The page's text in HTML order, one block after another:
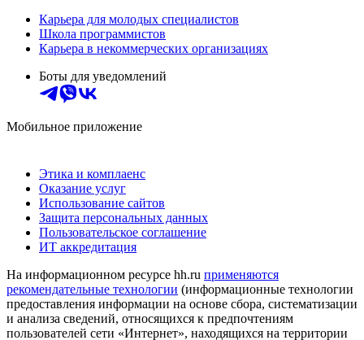
Карьера для молодых специалистов
Школа программистов
Карьера в некоммерческих организациях
Боты для уведомлений
Мобильное приложение
Этика и комплаенс
Оказание услуг
Использование сайтов
Защита персональных данных
Пользовательское соглашение
ИТ аккредитация
На информационном ресурсе hh.ru применяются
рекомендательные технологии (информационные технологии
предоставления информации на основе сбора, систематизации
и анализа сведений, относящихся к предпочтениям
пользователей сети «Интернет», находящихся на территории